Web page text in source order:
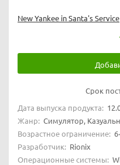
New Yankee in Santa's Service
Срок
Дата выпуска продукта:
Жанр: Симулятор,
Возрастное ограничение:
Разработчик: Rionix
Операционные системы: